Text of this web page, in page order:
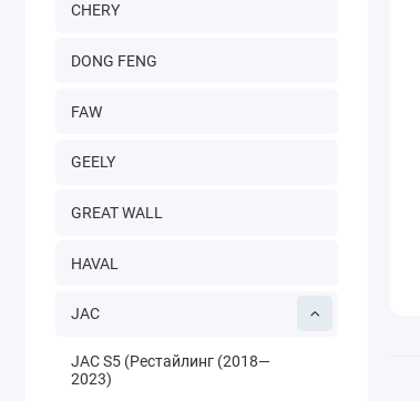
CHERY
DONG FENG
FAW
GEELY
GREAT WALL
HAVAL
JAC
JAC S5 (Рестайлинг (2018—
2023)